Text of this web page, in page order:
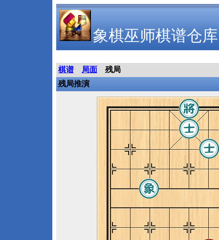
象棋巫师棋谱仓库
棋谱 局面
残局
残局推演